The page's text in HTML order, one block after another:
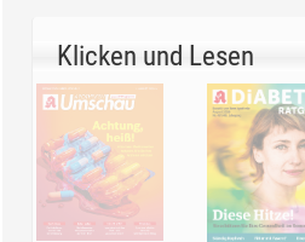
Klicken und Lesen